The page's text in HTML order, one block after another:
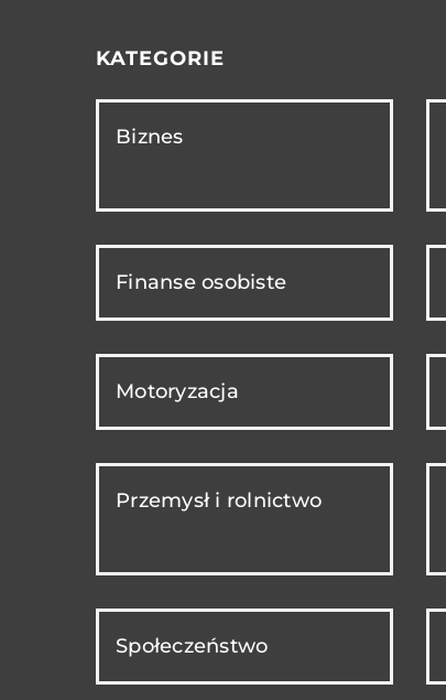
KATEGORIE
Biznes
Finanse osobiste
Motoryzacja
Przemysł i rolnictwo
Społeczeństwo